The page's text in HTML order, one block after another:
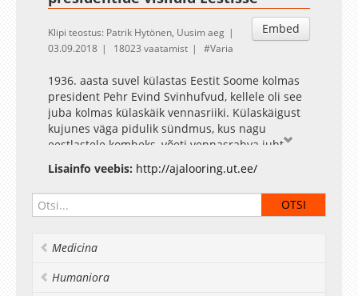
Embed
Klipi teostus: Patrik Hytönen, Uusim aeg
03.09.2018
18023 vaatamist Varia
1936. aasta suvel külastas Eestit Soome kolmas
president Pehr Evind Svinhufvud, kellele oli see
juba kolmas külaskäik vennasriiki. Külaskäigust
kujunes väga pidulik sündmus, kus nagu
eestlastele kombeks, võeti vennasrahva juht
vastu suurejooneliselt.
Lisainfo veebis: http://ajalooring.ut.ee/
Medicina
Humaniora